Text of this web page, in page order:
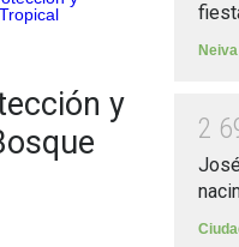
y
Neiva
2 6